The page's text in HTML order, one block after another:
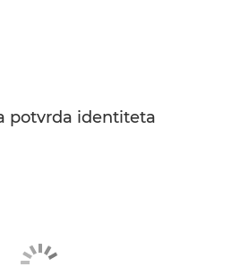
potvrda identiteta